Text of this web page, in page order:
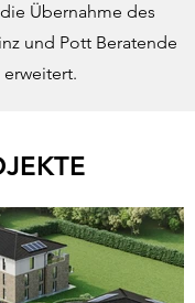
Übernahme des
und Pott Beratende